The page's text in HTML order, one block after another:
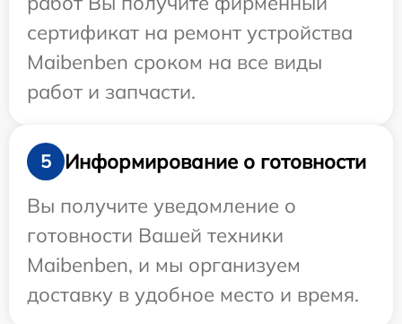
сертификат на ремонт устройства
Maibenben сроком на все виды
работ и запчасти.
5
Информирование о готовности
Вы получите уведомление о
готовности Вашей техники
Maibenben, и мы организуем
доставку в удобное место и время.